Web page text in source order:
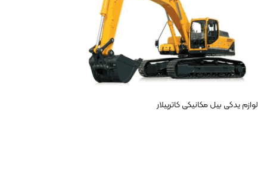
لوازم یدکی بیل مکانیکی کاترپیلار